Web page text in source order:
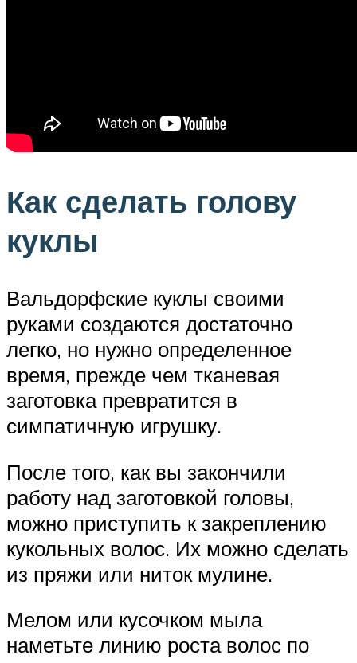
Как сделать голову
куклы
Вальдорфские куклы своими
руками создаются достаточно
легко, но нужно определенное
время, прежде чем тканевая
заготовка превратится в
симпатичную игрушку.
После того, как вы закончили
работу над заготовкой головы,
можно приступить к закреплению
кукольных волос. Их можно сделать
из пряжи или ниток мулине.
Мелом или кусочком мыла
наметьте линию роста волос по